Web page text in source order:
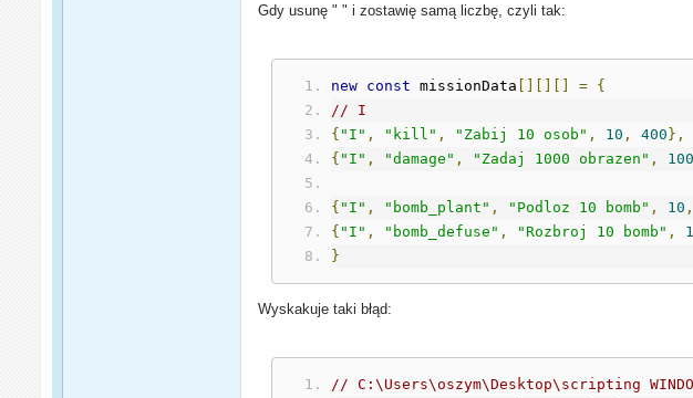
Gdy usunę " " i zostawię samą liczbę, czyli tak:
new const missionData [][][] = {
// I
{ "I" , "kill" , "Zabij 10 osob" , 10 , 400},
{ "I" , "damage" , "Zadaj 1000 obrazen" ,
{ "I" , "bomb_plant" , "Podloz 10 bomb" , 10 ,
{ "I" , "bomb_defuse" , "Rozbroj 10 bomb" ,
}
Wyskakuje taki błąd:
// C:\Users\oszym\Desktop\scripting